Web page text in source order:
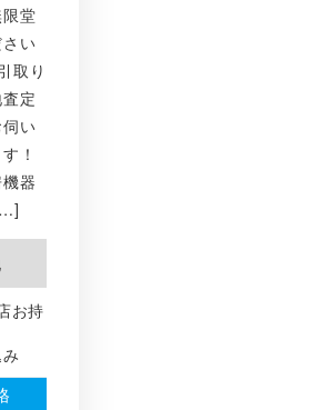
堂
い
取り
定
い
！
器
お持